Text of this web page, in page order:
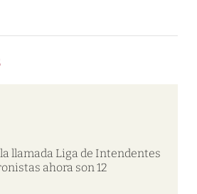
llamada Liga de Intendentes
ahora son 12